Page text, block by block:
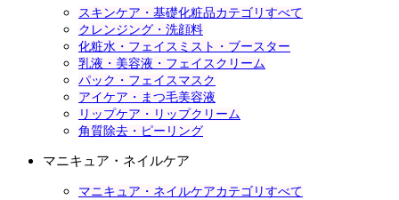
スキンケア・基礎化粧品カテゴリすべて
クレンジング・洗顔料
化粧水・フェイスミスト・ブースター
乳液・美容液・フェイスクリーム
パック・フェイスマスク
アイケア・まつ毛美容液
リップケア・リップクリーム
角質除去・ピーリング
マニキュア・ネイルケア
マニキュア・ネイルケアカテゴリすべて